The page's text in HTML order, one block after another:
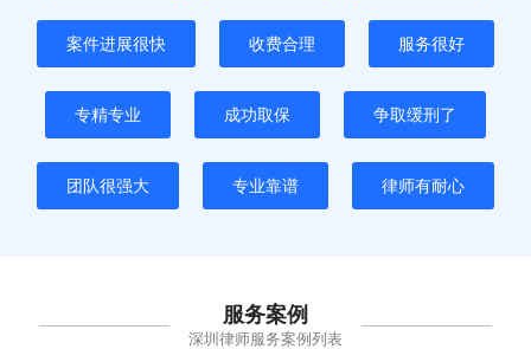
案件进展很快 收费合理 服务很好
专精专业 成功取保 争取缓刑了
团队很强大 专业靠谱 律师有耐心
服务案例
深圳律师服务案例列表